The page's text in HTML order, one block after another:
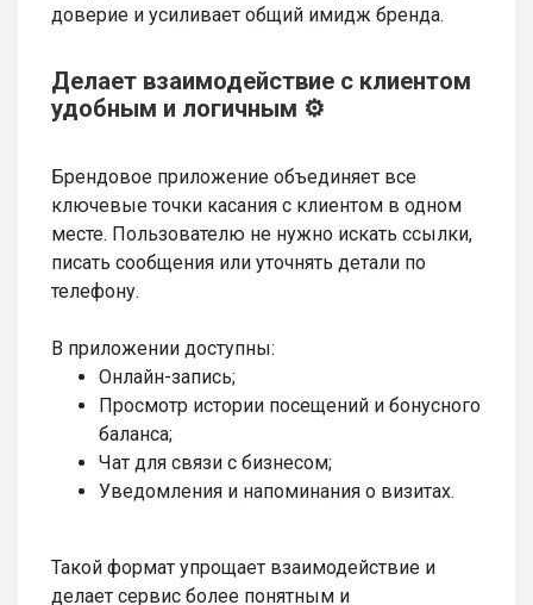
доверие и усиливает общий имидж бренда.
Делает взаимодействие с клиентом
удобным и логичным ⚙️
Брендовое приложение объединяет все
ключевые точки касания с клиентом в одном
месте. Пользователю не нужно искать ссылки,
писать сообщения или уточнять детали по
телефону.
В приложении доступны:
Онлайн-запись;
Просмотр истории посещений и бонусного
баланса;
Чат для связи с бизнесом;
Уведомления и напоминания о визитах.
Такой формат упрощает взаимодействие и
делает сервис более понятным и